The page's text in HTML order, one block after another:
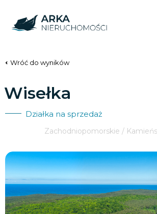
Wróć do wyników
Wisełka
Działka na sprzedaż
Zachodniopomorskie /